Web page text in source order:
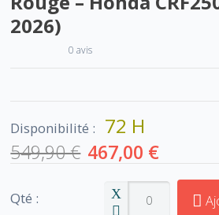
2026)
0 avis
Disponibilité : 72 H
549,90 € 467,00 €
Qté :